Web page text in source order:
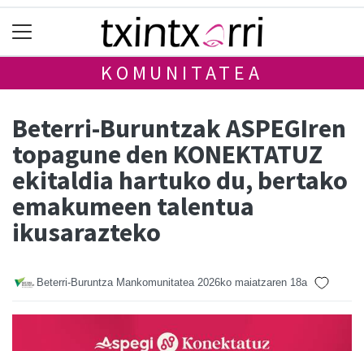
KOMUNITATEA
Beterri-Buruntzak ASPEGIren
topagune den KONEKTATUZ
ekitaldia hartuko du, bertako
emakumeen talentua
ikusarazteko
Beterri-Buruntza Mankomunitatea 2026ko maiatzaren 18a